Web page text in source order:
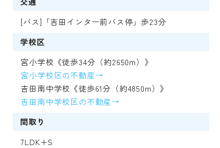
[バス]「吉田インター前バス停」歩23分
学校区
宮小学校《徒歩34分（約2650m）》
宮小学校区の不動産→
吉田南中学校《徒歩61分（約4850m）》
吉田南中学校区の不動産→
間取り
7LDK+S